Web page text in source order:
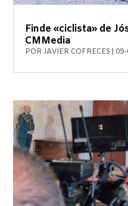
Finde «ciclista» de
CMMedia
PORJAVIER COFRECES